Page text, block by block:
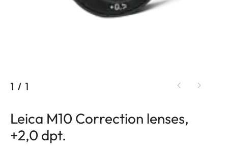
1 / 1
Leica M10 Correction lenses,
+2,0 dpt.